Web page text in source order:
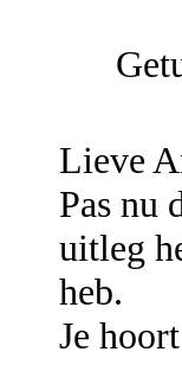
Lieve
Pas nu
uitleg
heb.
Je